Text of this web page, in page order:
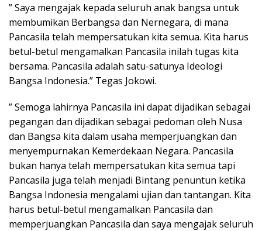
” Saya mengajak kepada seluruh anak bangsa untuk
membumikan Berbangsa dan Nernegara, di mana
Pancasila telah mempersatukan kita semua. Kita harus
betul-betul mengamalkan Pancasila inilah tugas kita
bersama. Pancasila adalah satu-satunya Ideologi
Bangsa Indonesia.” Tegas Jokowi.
” Semoga lahirnya Pancasila ini dapat dijadikan sebagai
pegangan dan dijadikan sebagai pedoman oleh Nusa
dan Bangsa kita dalam usaha memperjuangkan dan
menyempurnakan Kemerdekaan Negara. Pancasila
bukan hanya telah mempersatukan kita semua tapi
Pancasila juga telah menjadi Bintang penuntun ketika
Bangsa Indonesia mengalami ujian dan tantangan. Kita
harus betul-betul mengamalkan Pancasila dan
memperjuangkan Pancasila dan saya mengajak seluruh